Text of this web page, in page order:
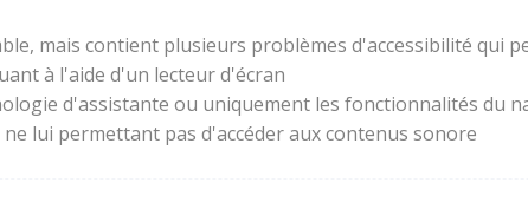
mais contient plusieurs problèmes d'accessibilité qui
à l'aide d'un lecteur d'écran
d'assistante ou uniquement les fonctionnalités du
lui permettant pas d'accéder aux contenus sonore